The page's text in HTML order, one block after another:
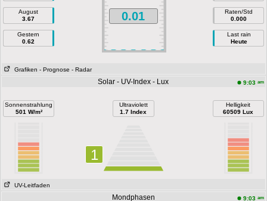
August
3.67
Gestern
0.62
0.01
Raten/Std
0.000
Last rain
Heute
Grafiken - Prognose - Radar
Solar - UV-Index - Lux 9:03 am
Sonnenstrahlung
501 W/m²
Ultraviolett
1.7 Index
1
Helligkeit
60509 Lux
UV-Leitfaden
Mondphasen 9:03 am